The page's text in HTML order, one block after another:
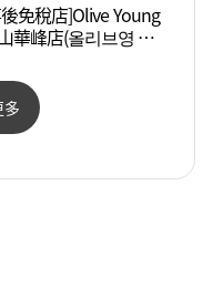
免稅店]Olive Young
華峰店(올리브영 울